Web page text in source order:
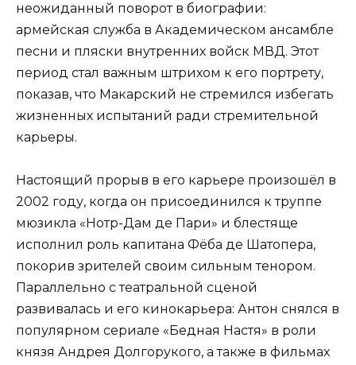
неожиданный поворот в биографии:
армейская служба в Академическом ансамбле
песни и пляски внутренних войск МВД. Этот
период стал важным штрихом к его портрету,
показав, что Макарский не стремился избегать
жизненных испытаний ради стремительной
карьеры.
Настоящий прорыв в его карьере произошёл в
2002 году, когда он присоединился к труппе
мюзикла «Нотр-Дам де Пари» и блестяще
исполнил роль капитана Фёба де Шатопера,
покорив зрителей своим сильным тенором.
Параллельно с театральной сценой
развивалась и его кинокарьера: Антон снялся в
популярном сериале «Бедная Настя» в роли
князя Андрея Долгорукого, а также в фильмах